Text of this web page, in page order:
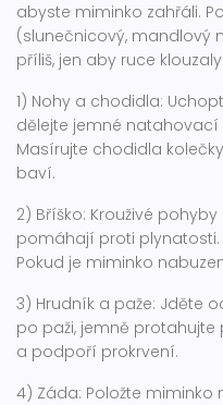
abyste miminko zahřáli.
(slunečnicový, mandlový
příliš, jen aby ruce klouzaly.
1) Nohy a chodidla:
dělejte jemné
Masírujte chodidla
baví.
2) Bříško: Krouživé
pomáhají proti plynatosti.
Pokud je miminko
3) Hrudník a paže: Jděte
po paži, jemně
a podpoří prokrvení.
4) Záda: Položte